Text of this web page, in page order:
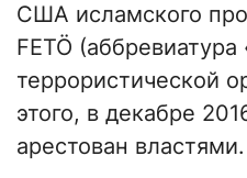
США исламского
FETÖ
террористической
этого, в декабре
арестован властями.